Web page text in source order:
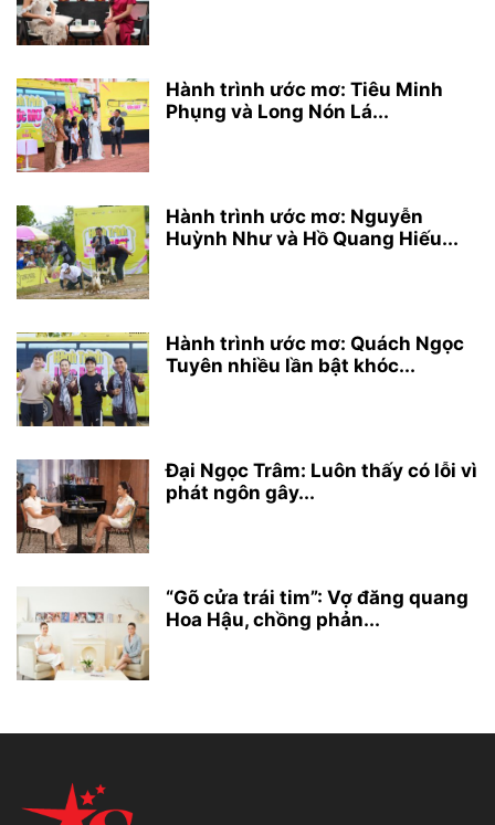
Hành trình ước mơ: Tiêu Minh
Phụng và Long Nón Lá...
Hành trình ước mơ: Nguyễn
Huỳnh Như và Hồ Quang Hiếu...
Hành trình ước mơ: Quách Ngọc
Tuyên nhiều lần bật khóc...
Đại Ngọc Trâm: Luôn thấy có lỗi vì
phát ngôn gây...
“Gõ cửa trái tim”: Vợ đăng quang
Hoa Hậu, chồng phản...